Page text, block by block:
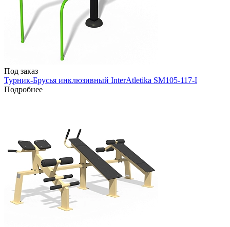
Под заказ
Турник-Брусья инклюзивный InterAtletika SM105-117-I
Подробнее